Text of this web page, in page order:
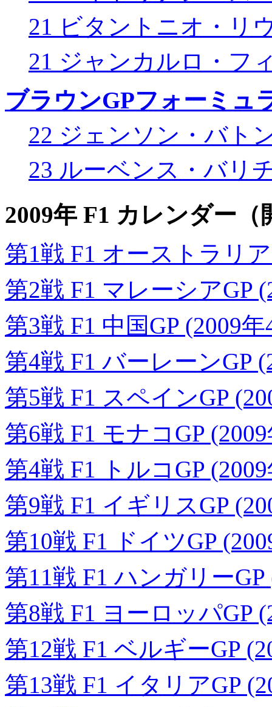
21 ビタントニオ・リ
21 ジャンカルロ・フ
ブラウンGPフォーミュ
22 ジェンソン・バト
23 ルーベンス・バリ
2009年 F1 カレンダー
第1戦 F1 オーストラリ
第2戦 F1 マレーシアGP
第3戦 F1 中国GP (2009
第4戦 F1 バーレーンGP
第5戦 F1 スペインGP
第6戦 F1 モナコGP
第4戦 F1 トルコGP
第9戦 F1 イギリスGP
第10戦 F1 ドイツGP
第11戦 F1 ハンガリー
第8戦 F1 ヨーロッパGP
第12戦 F1 ベルギーGP
第13戦 F1 イタリアGP